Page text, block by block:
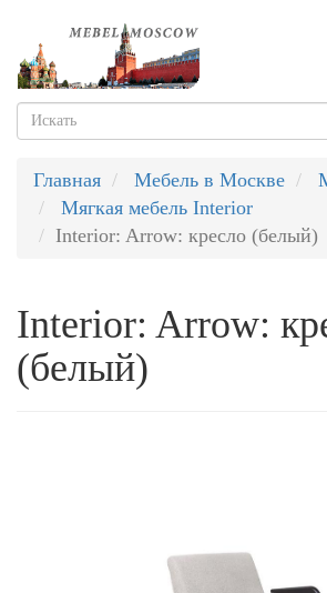
Главная Мебель в Москве
Мягкая мебель Interior
Interior: Arrow: кресло (белый)
Interior: Arrow:
(белый)